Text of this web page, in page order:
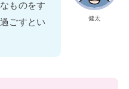
健太
ものをす
ごすとい